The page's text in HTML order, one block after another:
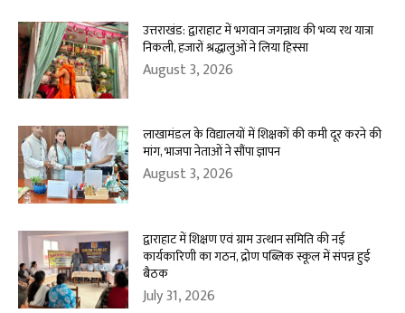
उत्तराखंड: द्वाराहाट में भगवान जगन्नाथ की भव्य रथ यात्रा
निकली, हजारों श्रद्धालुओं ने लिया हिस्सा
August 3, 2026
लाखामंडल के विद्यालयों में शिक्षकों की कमी दूर करने की
मांग, भाजपा नेताओं ने सौंपा ज्ञापन
August 3, 2026
द्वाराहाट में शिक्षण एवं ग्राम उत्थान समिति की नई
कार्यकारिणी का गठन, द्रोण पब्लिक स्कूल में संपन्न हुई
बैठक
July 31, 2026